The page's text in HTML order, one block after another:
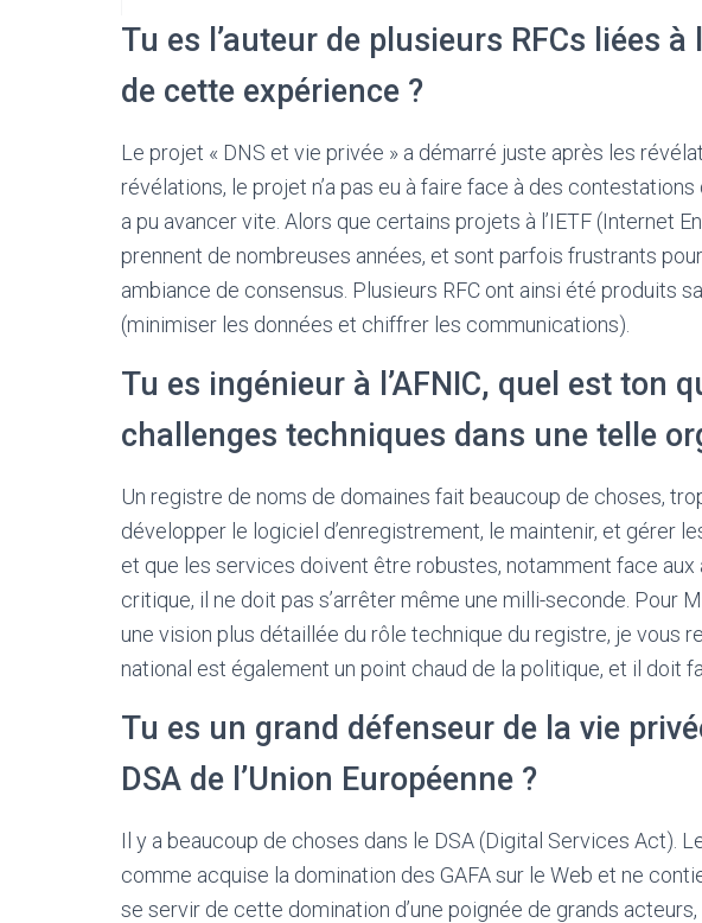
Tu es l’auteur de plusieurs RFCs liées
de cette expérience ?
Le projet « DNS et vie privée » a démarré juste après les
révélations, le projet n’a pas eu à faire face à des contestations
a pu avancer vite. Alors que certains projets à l’IETF (Internet
prennent de nombreuses années, et sont parfois frustrants
ambiance de consensus. Plusieurs RFC ont ainsi été produits
(minimiser les données et chiffrer les communications).
Tu es ingénieur à l’AFNIC, quel est
challenges techniques dans une telle
Un registre de noms de domaines fait beaucoup de choses,
développer le logiciel d’enregistrement, le maintenir, et gérer
et que les services doivent être robustes, notamment face
critique, il ne doit pas s’arrêter même une milli-seconde. Pour
une vision plus détaillée du rôle technique du registre, je vous
national est également un point chaud de la politique, et il
Tu es un grand défenseur de la vie
DSA de l’Union Européenne ?
Il y a beaucoup de choses dans le DSA (Digital Services Act).
comme acquise la domination des GAFA sur le Web et ne
se servir de cette domination d’une poignée de grands